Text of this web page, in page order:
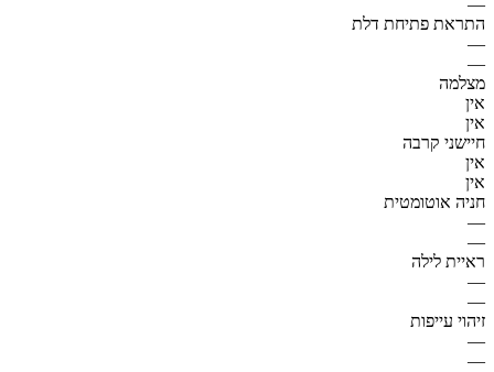
התראת פתיחת דלת
—
—
מצלמה
אין
אין
חיישני קרבה
אין
אין
חניה אוטומטית
—
—
ראיית לילה
—
—
זיהוי עייפות
—
—